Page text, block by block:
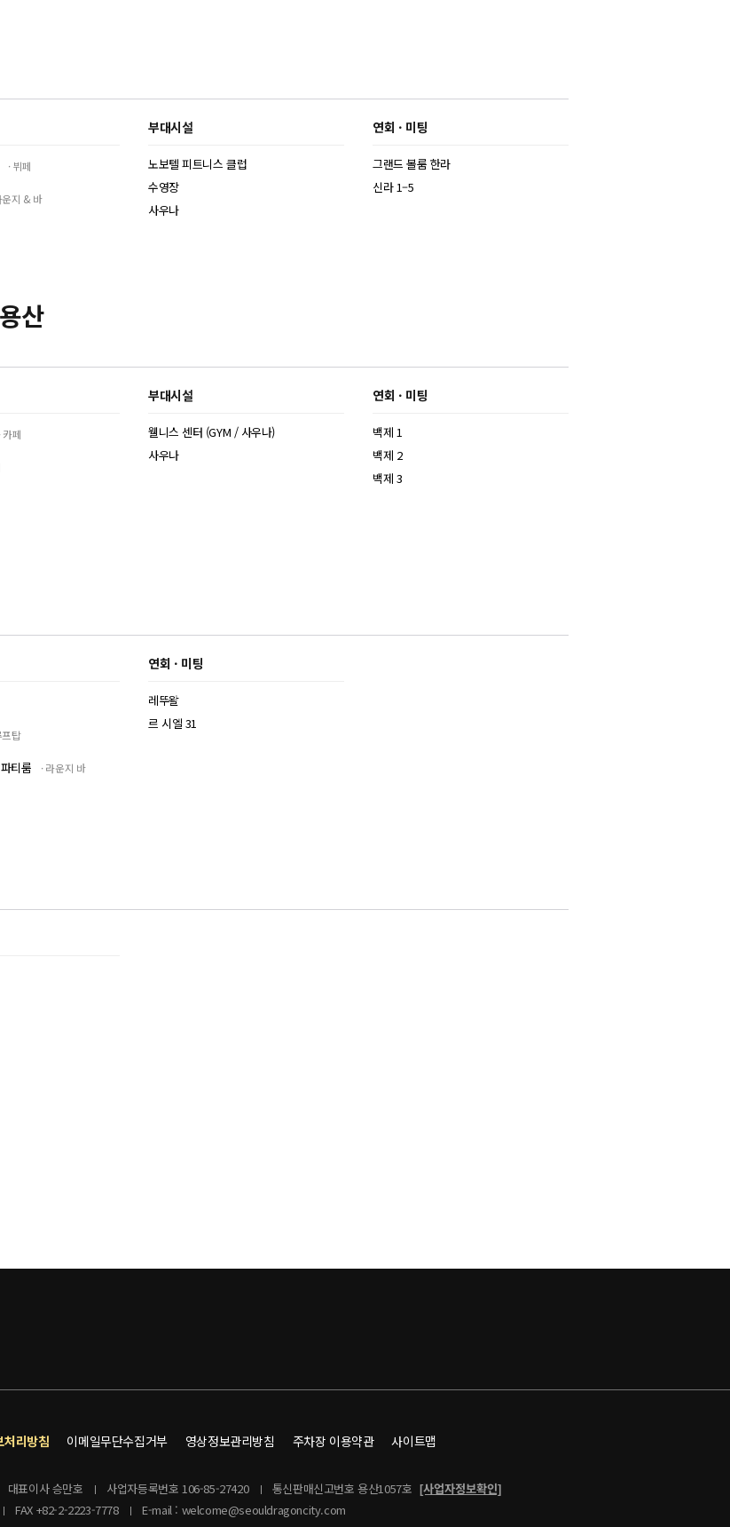
뷔페
운지 & 바
부대시설
노보텔 피트니스 클럽
수영장
사우나
연회 · 미팅
그랜드 볼룸 한라
신라 1–5
산
카페
부대시설
웰니스 센터 (GYM / 사우나)
사우나
연회 · 미팅
백제 1
백제 2
백제 3
프탑
티룸 라운지 바
연회 · 미팅
레뚜왈
르 시엘 31
처리방침 이메일무단수집거부 영상정보관리방침 주차장 이용약관 사이트맵
대표이사 승만호 사업자등록번호 106-85-27420
통신판매신고번호 용산1057호
FAX +82-2-2223-7778 E-mail : welcome@seouldragoncity.com